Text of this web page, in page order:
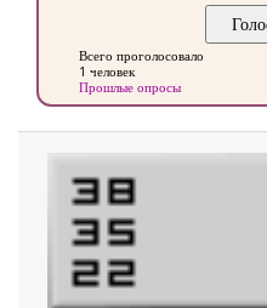
Всего проголосовало
1 человек
Прошлые опросы